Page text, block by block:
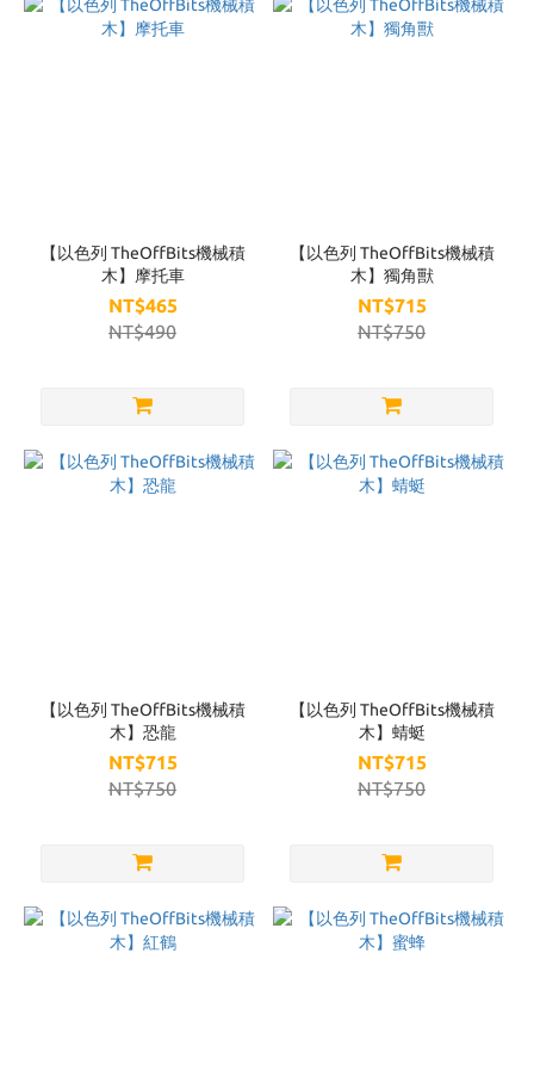
【以色列 TheOffBits機械積
木】摩托車
NT$465
NT$490
【以色列 TheOffBits機械積
木】獨角獸
NT$715
NT$750
【以色列 TheOffBits機械積
木】恐龍
NT$715
NT$750
【以色列 TheOffBits機械積
木】蜻蜓
NT$715
NT$750